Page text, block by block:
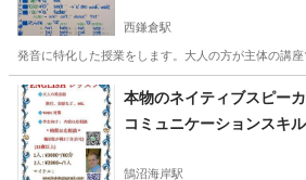
西鎌倉駅
発音に特化した授業をします。大人の方が主体の講
神奈川 鎌倉市 西鎌倉駅 発音 1級
本物のネイティブスピー
コミュニケーションスキ
対応します。レッスンは
鵠沼海岸駅